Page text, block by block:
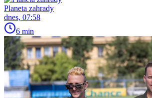
Planeta zahrady
dnes, 07:58
6 min